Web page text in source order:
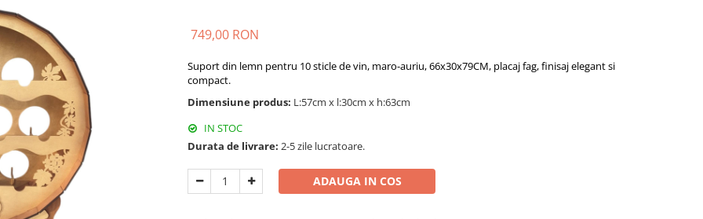
749,00 RON
Suport din lemn pentru 10 sticle de vin, maro-auriu, 66x30x79CM, placaj fag, finisaj elegant si
compact.
Dimensiune produs: L:57cm x l:30cm x h:63cm
IN STOC
Durata de livrare: 2-5 zile lucratoare.
ADAUGA IN COS